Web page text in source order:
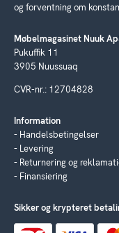
og forventning om
Møbelmagasinet Nuuk
Pukuffik 11
3905 Nuussuaq
CVR-nr.: 12704828
Information
Handelsbetingelser
Levering
Returnering og
Finansiering
Sikker og krypteret